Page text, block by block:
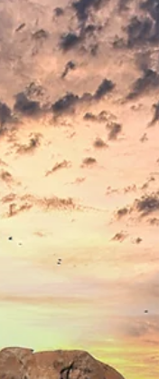
resort a Zanzibar
Indiano Zanzibar , un
immediatamente